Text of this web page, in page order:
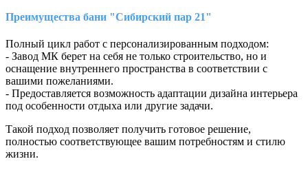
Преимущества бани "Сибирский пар 21"
Полный цикл работ с персонализированным подходом:
- Завод МК берет на себя не только строительство, но и
оснащение внутреннего пространства в соответствии с
вашими пожеланиями.
- Предоставляется возможность адаптации дизайна интерьера
под особенности отдыха или другие задачи.
Такой подход позволяет получить готовое решение,
полностью соответствующее вашим потребностям и стилю
жизни.